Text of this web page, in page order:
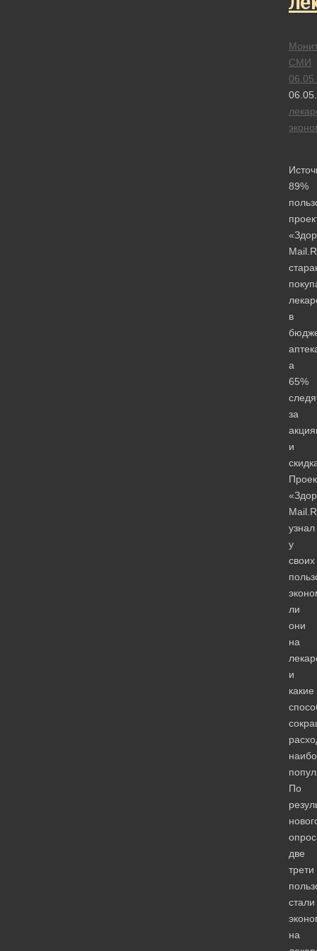
СМИ
89%
в
а
65%
за
и
узнал
у
своих
ли
они
на
и
какие
По
две
трети
стали
на